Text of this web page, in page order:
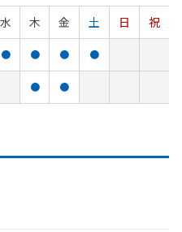
水 木 金 土 日
祝
● ● ● ●
● ●